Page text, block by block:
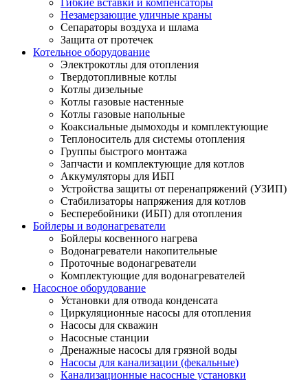
Гибкие вставки и компенсаторы
Незамерзающие уличные краны
Сепараторы воздуха и шлама
Защита от протечек
Котельное оборудование
Электрокотлы для отопления
Твердотопливные котлы
Котлы дизельные
Котлы газовые настенные
Котлы газовые напольные
Коаксиальные дымоходы и комплектующие
Теплоноситель для системы отопления
Группы быстрого монтажа
Запчасти и комплектующие для котлов
Аккумуляторы для ИБП
Устройства защиты от перенапряжений (УЗИП)
Стабилизаторы напряжения для котлов
Бесперебойники (ИБП) для отопления
Бойлеры и водонагреватели
Бойлеры косвенного нагрева
Водонагреватели накопительные
Проточные водонагреватели
Комплектующие для водонагревателей
Насосное оборудование
Установки для отвода конденсата
Циркуляционные насосы для отопления
Насосы для скважин
Насосные станции
Дренажные насосы для грязной воды
Насосы для канализации (фекальные)
Канализационные насосные установки